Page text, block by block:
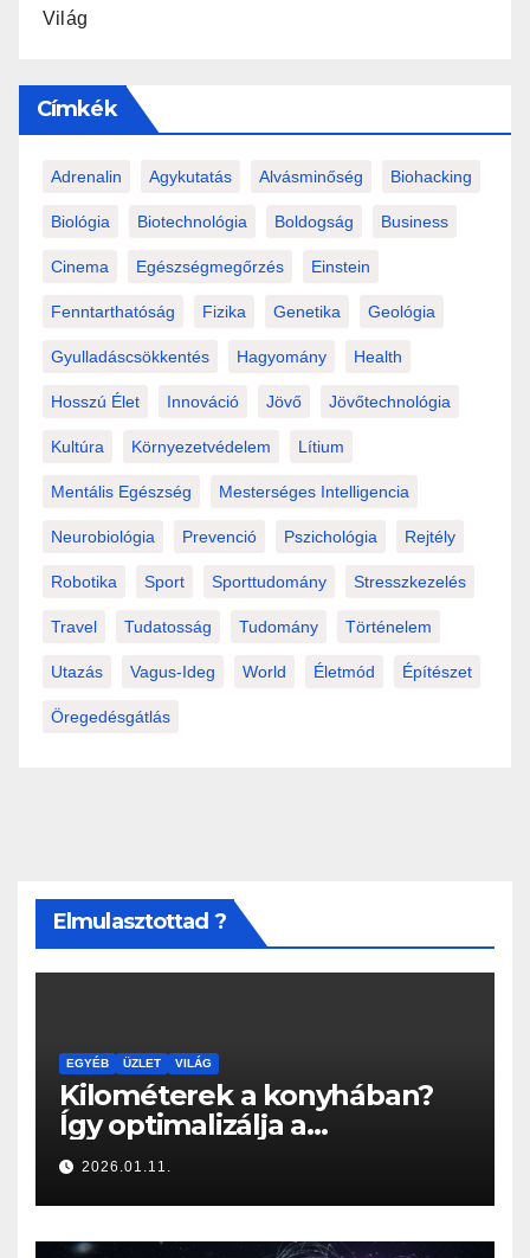
Világ
Címkék
Adrenalin Agykutatás Alvásminőség Biohacking
Biológia Biotechnológia Boldogság Business
Cinema Egészségmegőrzés Einstein
Fenntarthatóság Fizika Genetika Geológia
Gyulladáscsökkentés Hagyomány Health
Hosszú Élet Innováció Jövő Jövőtechnológia
Kultúra Környezetvédelem Lítium
Mentális Egészség Mesterséges Intelligencia
Neurobiológia Prevenció Pszichológia Rejtély
Robotika Sport Sporttudomány Stresszkezelés
Travel Tudatosság Tudomány Történelem
Utazás Vagus-Ideg World Életmód Építészet
Öregedésgátlás
Elmulasztottad ?
EGYÉB ÜZLET VILÁG
Kilométerek a konyhában?
Így optimalizálja a
Konyhabútor Guru az
otthonod mozgásközpontját
2026.01.11.